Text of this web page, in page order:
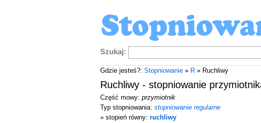
Szukaj:
Gdzie jesteś?: Stopniowanie» R» Ruchliwy
Ruchliwy - stopniowanie
Część mowy: przymiotnik
Typ stopniowania: stopniowanie regularne
» stopień równy: ruchliwy